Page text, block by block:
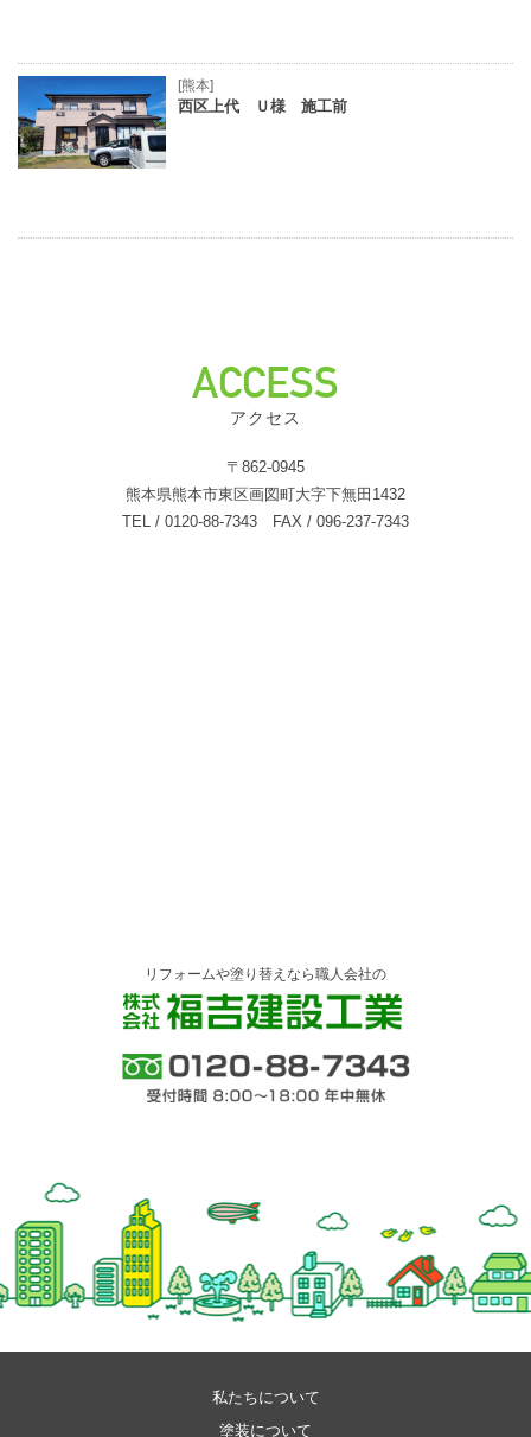
[熊本]
西区上代 Ｕ様 施工前
ACCESS
アクセス
〒862-0945
熊本県熊本市東区画図町大字下無田1432
TEL / 0120-88-7343 FAX / 096-237-7343
リフォームや塗り替えなら職人会社の
私たちについて
塗装について